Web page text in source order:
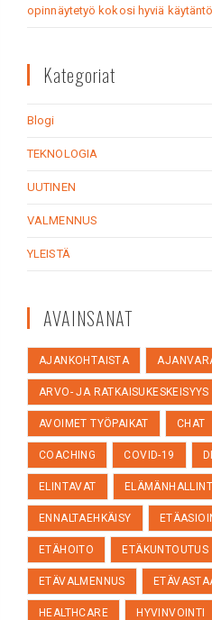
opinnäytetyö kokosi hyviä
Kategoriat
Blogi
TEKNOLOGIA
UUTINEN
VALMENNUS
YLEISTÄ
AVAINSANAT
AJANKOHTAISTA
ARVO- JA RATKAISUKESKEISYYS
AVOIMET TYÖPAIKAT CHAT
COACHING COVID-19
ELINTAVAT
ENNALTAEHKÄISY
ETÄHOITO ETÄKUNTOUTUS
ETÄVALMENNUS
HEALTHCARE HYVINVOINTI